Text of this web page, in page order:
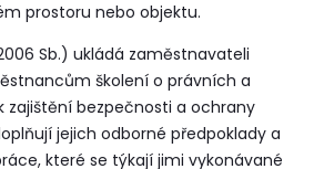
prostoru nebo objektu.
Sb.) ukládá zaměstnavateli
školení o právních a
bezpečnosti a ochrany
jejich odborné předpoklady a
které se týkají jimi vykonávané